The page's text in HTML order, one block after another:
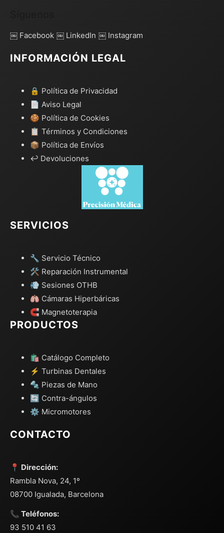
￼ Facebook ￼ LinkedIn ￼ Instagram
INFORMACIÓN LEGAL
🔒 Política de Privacidad
📄 Aviso Legal
🍪 Política de Cookies
📋 Términos y Condiciones
📦 Política de Envíos
↩️ Devoluciones
SERVICIOS
🔧 Servicio Técnico
🛠️ Reparación Instrumental
💨 Sesiones OTHB
🫁 Cámaras Hiperbáricas
🧲 Magnetoterapia
PRODUCTOS
🛍️ Catálogo Completo
⚡ Turbinas Dentales
🔩 Piezas de Mano
🔄 Contra-ángulos
⚙️ Micromotores
CONTACTO
📍 Dirección:
Rambla Nova, 24, 1º
08700 Igualada, Barcelona
📞 Teléfonos:
93 510 41 63